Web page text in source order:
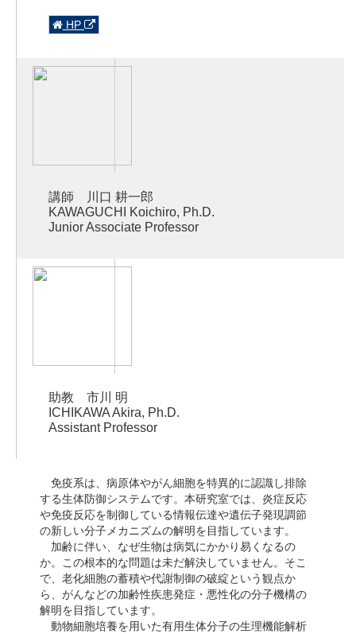
HP
講師 川口 耕一郎
KAWAGUCHI Koichiro, Ph.D.
Junior Associate Professor
助教 市川 明
ICHIKAWA Akira, Ph.D.
Assistant Professor
免疫系は、病原体やがん細胞を特異的に認識し排除
する生体防御システムです。本研究室では、炎症反応
や免疫反応を制御している情報伝達や遺伝子発現調節
の新しい分子メカニズムの解明を目指しています。
加齢に伴い、なぜ生物は病気にかかり易くなるの
か。この根本的な問題は未だ解決していません。そこ
で、老化細胞の蓄積や代謝制御の破綻という観点か
ら、がんなどの加齢性疾患発症・悪性化の分子機構の
解明を目指しています。
動物細胞培養を用いた有用生体分子の生理機能解析